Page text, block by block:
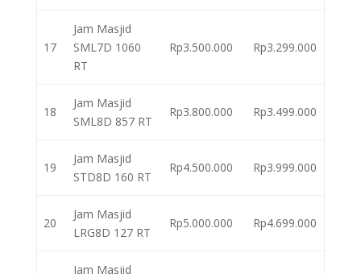
17
Jam Masjid
SML7D 1060
RT
Rp3.500.000 Rp3.299.000
18
Jam Masjid
SML8D 857 RT
Rp3.800.000 Rp3.499.000
19
Jam Masjid
STD8D 160 RT
Rp4.500.000 Rp3.999.000
20
Jam Masjid
LRG8D 127 RT
Rp5.000.000 Rp4.699.000
Jam Masjid